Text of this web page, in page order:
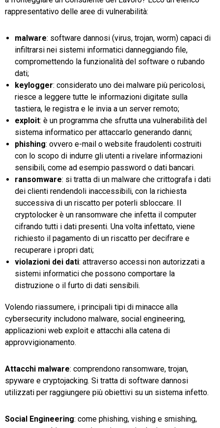
rappresentativo delle aree di vulnerabilità:
malware: software dannosi (virus, trojan, worm) capaci di
infiltrarsi nei sistemi informatici danneggiando file,
compromettendo la funzionalità del software o rubando
dati;
keylogger: considerato uno dei malware più pericolosi,
riesce a leggere tutte le informazioni digitate sulla
tastiera, le registra e le invia a un server remoto;
exploit: è un programma che sfrutta una vulnerabilità del
sistema informatico per attaccarlo generando danni;
phishing: ovvero e-mail o website fraudolenti costruiti
con lo scopo di indurre gli utenti a rivelare informazioni
sensibili, come ad esempio password o dati bancari.
ransomware: si tratta di un malware che crittografa i dati
dei clienti rendendoli inaccessibili, con la richiesta
successiva di un riscatto per poterli sbloccare. Il
cryptolocker è un ransomware che infetta il computer
cifrando tutti i dati presenti. Una volta infettato, viene
richiesto il pagamento di un riscatto per decifrare e
recuperare i propri dati;
violazioni dei dati: attraverso accessi non autorizzati a
sistemi informatici che possono comportare la
distruzione o il furto di dati sensibili.
Volendo riassumere, i principali tipi di minacce alla
cybersecurity includono malware, social engineering,
applicazioni web exploit e attacchi alla catena di
approvvigionamento.
Attacchi malware: comprendono ransomware, trojan,
spyware e cryptojacking. Si tratta di software dannosi
utilizzati per raggiungere più obiettivi su un sistema infetto.
Social Engineering: come phishing, vishing e smishing,